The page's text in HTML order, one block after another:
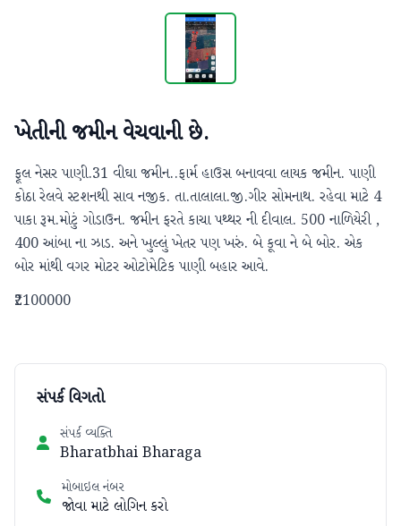
ખેતીની જમીન વેચવાની છે.
ફૂલ નેસર પાણી.31 વીઘા જમીન..ફાર્મ હાઉસ બનાવવા લાયક જમીન. પાણી
કોઠા રેલવે સ્ટશનથી સાવ નજીક. તા.તાલાલા.જી.ગીર સોમનાથ. રહેવા માટે 4
પાકા રૂમ.મોટું ગોડાઉન. જમીન ફરતે કાચા પથ્થર ની દીવાલ. 500 નાળિયેરી ,
400 આંબા ના ઝાડ. અને ખુલ્લું ખેતર પણ ખરું. બે કૂવા ને બે બોર. એક
બોર માંથી વગર મોટર ઓટોમેટિક પાણી બહાર આવે.
₹2100000
સંપર્ક વિગતો
સંપર્ક વ્યક્તિ
Bharatbhai Bharaga
મોબાઇલ નંબર
જોવા માટે લોગિન કરો